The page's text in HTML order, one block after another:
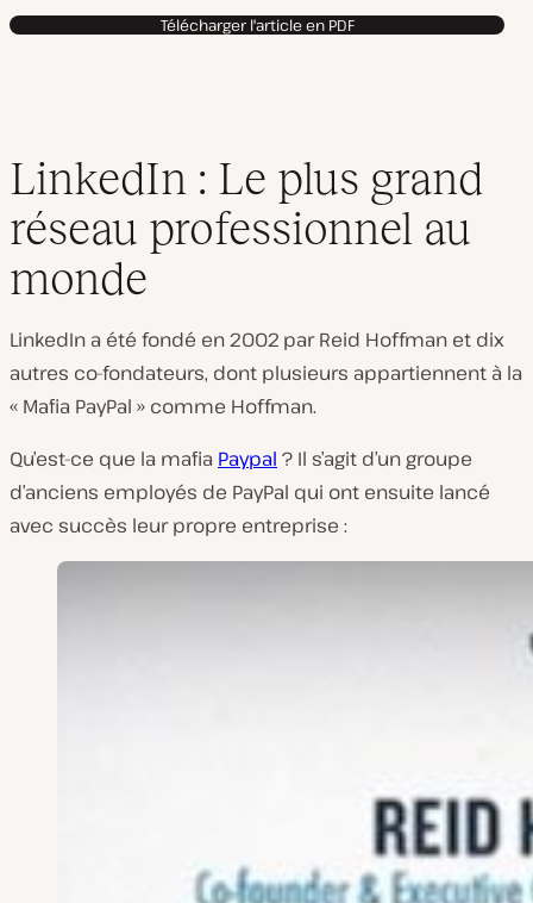
Télécharger l'article en PDF
LinkedIn : Le plus grand
réseau professionnel au
monde
LinkedIn a été fondé en 2002 par Reid Hoffman et dix
autres co-fondateurs, dont plusieurs appartiennent à la
« Mafia PayPal » comme Hoffman.
Qu’est-ce que la mafia Paypal ? Il s’agit d’un groupe
d’anciens employés de PayPal qui ont ensuite lancé
avec succès leur propre entreprise :